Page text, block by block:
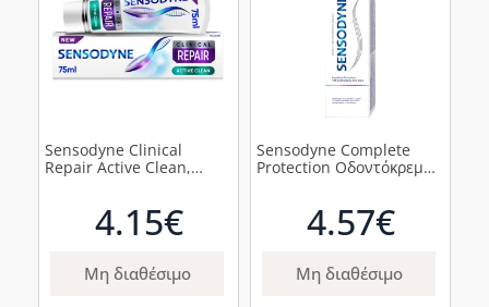
Sensodyne Clinical
Repair Active Clean,
Ευαίσθητων δοντιών,
4.15€
Μη διαθέσιμο
Sensodyne Complete
Protection Οδοντόκρεμα
4.57€
Μη διαθέσιμο